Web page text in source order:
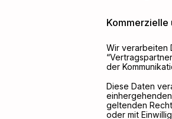
Kommerzielle
Wir verarbeiten
der
Diese Daten
geltenden
oder mit